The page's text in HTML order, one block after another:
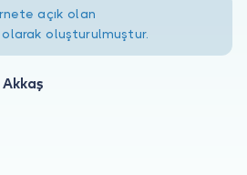
açık olan
oluşturulmuştur.
Akkaş